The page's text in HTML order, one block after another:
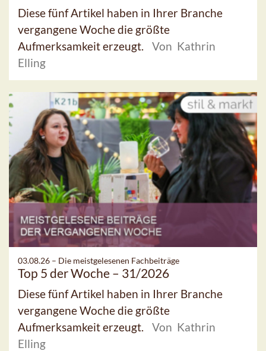
Diese fünf Artikel haben in Ihrer Branche
vergangene Woche die größte
Aufmerksamkeit erzeugt.
Von Kathrin
Elling
03.08.26 – Die meistgelesenen Fachbeiträge
Top 5 der Woche – 31/2026
Diese fünf Artikel haben in Ihrer Branche
vergangene Woche die größte
Aufmerksamkeit erzeugt.
Von Kathrin
Elling